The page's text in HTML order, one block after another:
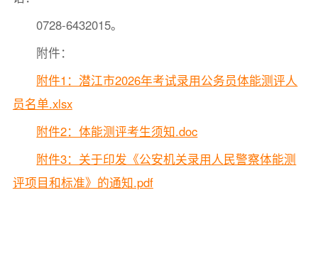
0728-6432015。
附件：
附件1：潜江市2026年考试录用公务员体能测评人
员名单.xlsx
附件2：体能测评考生须知.doc
附件3：关于印发《公安机关录用人民警察体能测
评项目和标准》的通知.pdf